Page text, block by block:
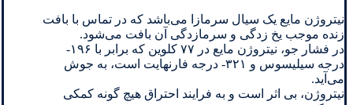
نیتروژن مایع یک سیال سرمازا می‌باشد که در تماس با بافت
زنده موجب یخ زدگی و سرمازدگی آن بافت می‌شود.
در فشار جو، نیتروژن مایع در ۷۷ کلوین که برابر با ۱۹۶-
درجه سیلیسوس و ۳۲۱- درجه فارنهایت است، به جوش
می‌آید.
نیتروژن، بی اثر است و به فرایند احتراق هیچ گونه کمکی